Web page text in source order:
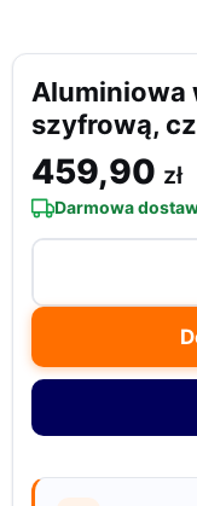
Aluminiowa
szyfrową,
459,90 zł
Darmowa
walizka
męska,
z
czarna,